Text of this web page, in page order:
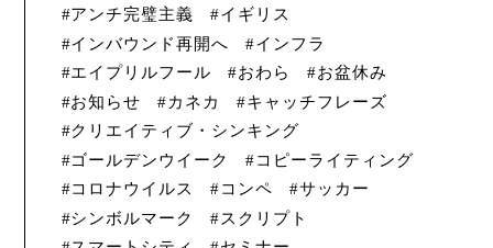
アンチ完璧主義
イギリス
インバウンド再開へ
インフラ
エイプリルフール
おわら
お盆休み
お知らせ
カネカ
キャッチフレーズ
クリエイティブ・シンキング
ゴールデンウイーク
コピーライティング
コロナウイルス
コンペ
サッカー
シンボルマーク
スクリプト